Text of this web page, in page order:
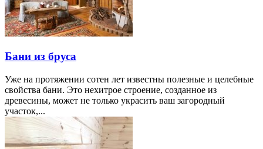
Бани из бруса
Уже на протяжении сотен лет известны полезные и целебные
свойства бани. Это нехитрое строение, созданное из
древесины, может не только украсить ваш загородный
участок,...